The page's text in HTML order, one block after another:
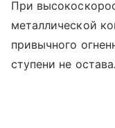
При
металлической
привычного
ступени не